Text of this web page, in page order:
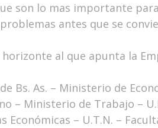
son lo mas importante
antes que se
al que apunta la
Bs. As. – Ministerio de
– Ministerio de Trabajo –
Económicas – U.T.N. –